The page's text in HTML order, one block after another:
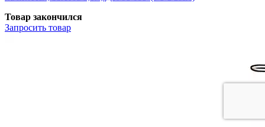
Товар закончился
Запросить товар